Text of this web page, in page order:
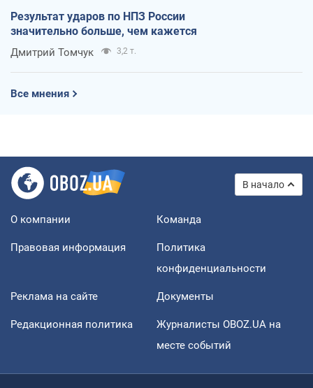
Результат ударов по НПЗ России
значительно больше, чем кажется
Дмитрий Томчук 3,2 т.
Все мнения
В начало
О компании Команда
Правовая информация
Политика
конфиденциальности
Реклама на сайте Документы
Редакционная политика
Журналисты OBOZ.UA на
месте событий